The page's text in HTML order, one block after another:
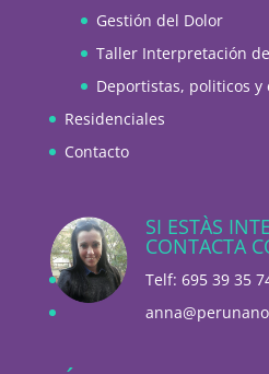
Gestión del Dolor
Taller Interpretación
Deportistas, politicos y
Residenciales
Contacto
SI ESTÀS
CONTACTA
Telf: 695 39 35